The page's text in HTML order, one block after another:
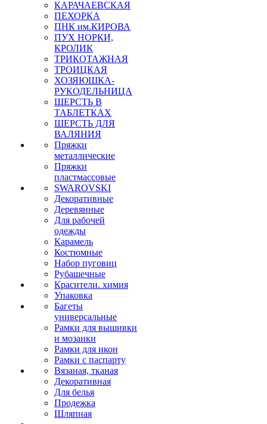
КАРАЧАЕВСКАЯ
ПЕХОРКА
ПНК им.КИРОВА
ПУХ НОРКИ,
КРОЛИК
ТРИКОТАЖНАЯ
ТРОИЦКАЯ
ХОЗЯЮШКА-
РУКОДЕЛЬНИЦА
ШЕРСТЬ В
ТАБЛЕТКАХ
ШЕРСТЬ ДЛЯ
ВАЛЯНИЯ
Пряжки
металлические
Пряжки
пластмассовые
SWAROVSKI
Декоративные
Деревянные
Для рабочей
одежды
Карамель
Костюмные
Набор пуговиц
Рубашечные
Красители. химия
Упаковка
Багеты
универсальные
Рамки для вышивки
и мозаики
Рамки для икон
Рамки с паспарту
Вязаная, тканая
Декоративная
Для белья
Продежка
Шляпная